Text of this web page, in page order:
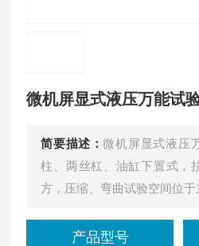
微机屏显式液压万能试
简要描述：微机屏显式液压
柱、两丝杠、油缸下置式，
方，压缩、弯曲试验空间位
力、位移、变形进行数据采
产品型号